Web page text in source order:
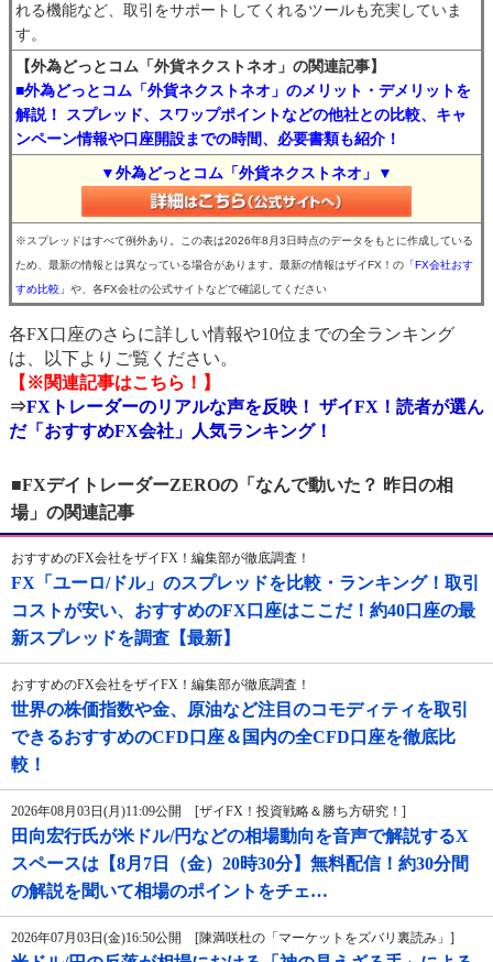
れる機能など、取引をサポートしてくれるツールも充実していま
す。
【外為どっとコム「外貨ネクストネオ」の関連記事】
■外為どっとコム「外貨ネクストネオ」のメリット・デメリットを
解説！ スプレッド、スワップポイントなどの他社との比較、キャ
ンペーン情報や口座開設までの時間、必要書類も紹介！
▼外為どっとコム「外貨ネクストネオ」▼
※スプレッドはすべて例外あり。この表は2026年8月3日時点のデータをもとに作成している
ため、最新の情報とは異なっている場合があります。最新の情報はザイFX！の 「FX会社おす
すめ比較」 や、各FX会社の公式サイトなどで確認してください
各FX口座のさらに詳しい情報や10位までの全ランキング
は、以下よりご覧ください。
【※関連記事はこちら！】
⇒FXトレーダーのリアルな声を反映！ ザイFX！読者が選ん
だ「おすすめFX会社」人気ランキング！
■FXデイトレーダーZEROの「なんで動いた？ 昨日の相
場」の関連記事
おすすめのFX会社をザイFX！編集部が徹底調査！
FX「ユーロ/ドル」のスプレッドを比較・ランキング！取引
コストが安い、おすすめのFX口座はここだ！約40口座の最
新スプレッドを調査【最新】
おすすめのFX会社をザイFX！編集部が徹底調査！
世界の株価指数や金、原油など注目のコモディティを取引
できるおすすめのCFD口座＆国内の全CFD口座を徹底比
較！
2026年08月03日(月)11:09公開 [ザイFX！投資戦略＆勝ち方研究！]
田向宏行氏が米ドル/円などの相場動向を音声で解説するX
スペースは【8月7日（金）20時30分】無料配信！約30分間
の解説を聞いて相場のポイントをチェ…
2026年07月03日(金)16:50公開 [陳満咲杜の「マーケットをズバリ裏読み」]